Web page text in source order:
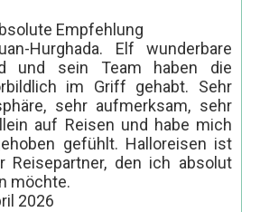
Empfehlung
Hurghada. Elf wunderbare
und sein Team haben die
im Griff gehabt. Sehr
sehr aufmerksam, sehr
auf Reisen und habe mich
gefühlt. Halloreisen ist
Reisepartner, den ich absolut
möchte.
2026